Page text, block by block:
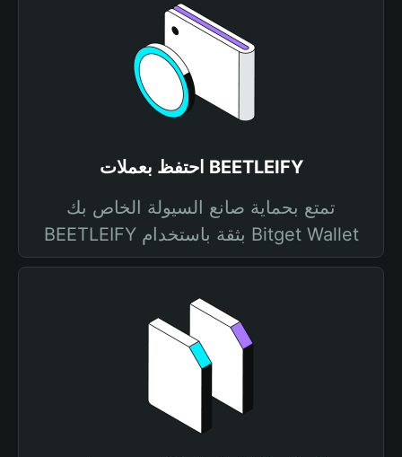
احتفظ بعملات BEETLEIFY
تمتع بحماية صانع السيولة الخاص بك
BEETLEIFY بثقة باستخدام Bitget Wallet